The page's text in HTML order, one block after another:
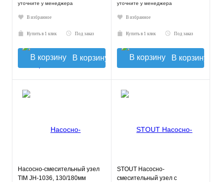
уточните у менеджера
В избранное
Купить в 1 клик Под заказ
В корзину
уточните у менеджера
В избранное
Купить в 1 клик Под заказ
В корзину
Насосно-смесительный узел
TIM JH-1036, 130/180мм
STOUT Насосно-
смесительный узел с